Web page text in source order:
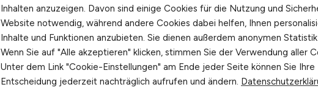
vor 3 Tagen Cottbus
Facharzt Radiologie
Inhalten anzuzeigen. Davon sind einige Cookies für die Nutzung und
Website notwendig, während andere Cookies dabei helfen, Ihnen
Inhalte und Funktionen anzubieten. Sie dienen außerdem anonymen
Wenn Sie auf "Alle akzeptieren" klicken, stimmen Sie der Verwendung aller
Unter dem Link "Cookie-Einstellungen" am Ende jeder Seite können Sie Ihre
Entscheidung jederzeit nachträglich aufrufen und ändern.